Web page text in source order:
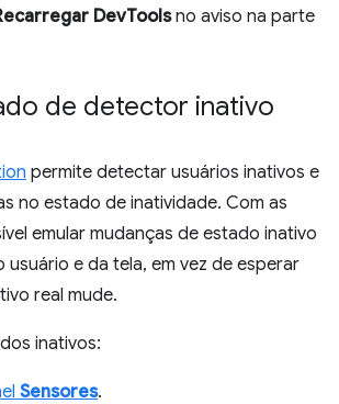
DevToolsno aviso na parte
de detector inativo
permite detectar usuários inativos e
no estado de inatividade. Com as
emular mudanças de estado inativo
e da tela, em vez de esperar
real mude.
inativos:
Sensores.